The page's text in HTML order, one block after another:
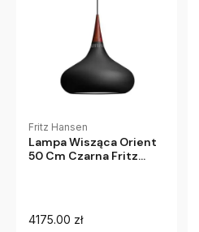
Fritz Hansen
Lampa Wisząca Orient
50 Cm Czarna Fritz
4175.00 zł